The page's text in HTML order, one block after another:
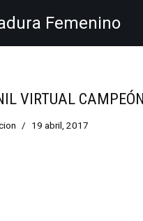
Femenino
VIRTUAL
19 abril, 2017